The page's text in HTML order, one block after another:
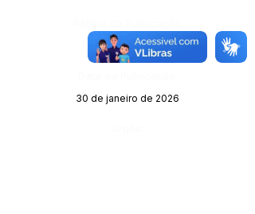
232
30 de janeiro de 2026